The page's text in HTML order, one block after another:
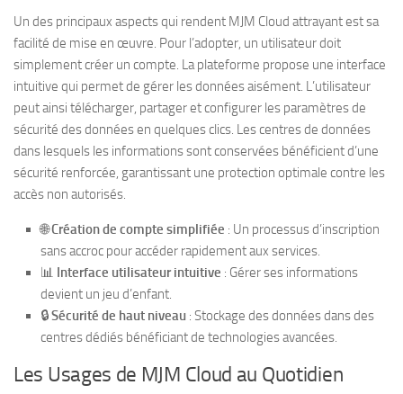
Un des principaux aspects qui rendent MJM Cloud attrayant est sa
facilité de mise en œuvre. Pour l’adopter, un utilisateur doit
simplement créer un compte. La plateforme propose une interface
intuitive qui permet de gérer les données aisément. L’utilisateur
peut ainsi télécharger, partager et configurer les paramètres de
sécurité des données en quelques clics. Les centres de données
dans lesquels les informations sont conservées bénéficient d’une
sécurité renforcée, garantissant une protection optimale contre les
accès non autorisés.
🌐Création de compte simplifiée : Un processus d’inscription
sans accroc pour accéder rapidement aux services.
📊 Interface utilisateur intuitive : Gérer ses informations
devient un jeu d’enfant.
🔒Sécurité de haut niveau : Stockage des données dans des
centres dédiés bénéficiant de technologies avancées.
Les Usages de MJM Cloud au Quotidien